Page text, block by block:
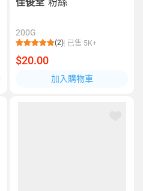
200G
(2) 已售 5K+
$20.00
加入購物車